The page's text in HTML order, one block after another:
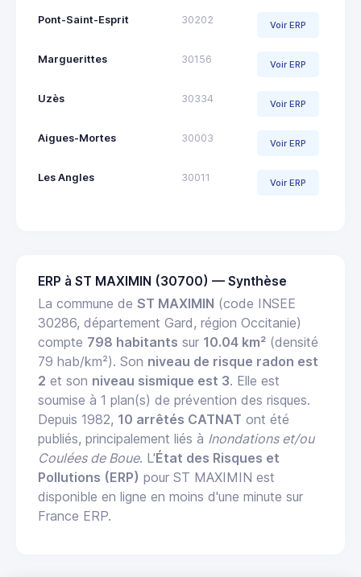
Pont-Saint-Esprit 30202 Voir ERP
Marguerittes 30156 Voir ERP
Uzès 30334 Voir ERP
Aigues-Mortes 30003 Voir ERP
Les Angles 30011 Voir ERP
ERP à ST MAXIMIN (30700) — Synthèse
La commune de ST MAXIMIN (code INSEE
30286, département Gard, région Occitanie)
compte 798 habitants sur 10.04 km² (densité
79 hab/km²). Son niveau de risque radon est
2 et son niveau sismique est 3. Elle est
soumise à 1 plan(s) de prévention des risques.
Depuis 1982, 10 arrêtés CATNAT ont été
publiés, principalement liés à Inondations et/ou
Coulées de Boue. L'État des Risques et
Pollutions (ERP) pour ST MAXIMIN est
disponible en ligne en moins d'une minute sur
France ERP.